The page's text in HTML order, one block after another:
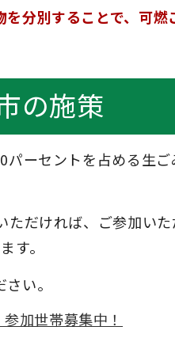
を分別することで、可
の施策
パーセントを占める生
だければ、ご参加い
す。
い。
加世帯募集中！